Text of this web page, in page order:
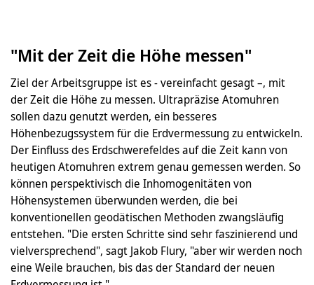
"Mit der Zeit die Höhe messen"
Ziel der Arbeitsgruppe ist es - vereinfacht gesagt –, mit
der Zeit die Höhe zu messen. Ultrapräzise Atomuhren
sollen dazu genutzt werden, ein besseres
Höhenbezugssystem für die Erdvermessung zu entwickeln.
Der Einfluss des Erdschwerefeldes auf die Zeit kann von
heutigen Atomuhren extrem genau gemessen werden. So
können perspektivisch die Inhomogenitäten von
Höhensystemen überwunden werden, die bei
konventionellen geodätischen Methoden zwangsläufig
entstehen. "Die ersten Schritte sind sehr faszinierend und
vielversprechend", sagt Jakob Flury, "aber wir werden noch
eine Weile brauchen, bis das der Standard der neuen